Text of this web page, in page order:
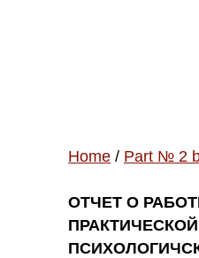
Home / Part № 2
ОТЧЕТ О